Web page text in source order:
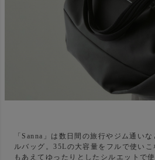
「Sanna」は数日間の旅行やジム通い
ルバッグ。35Lの大容量をフルで使い
もあえてゆったりとしたシルエットで